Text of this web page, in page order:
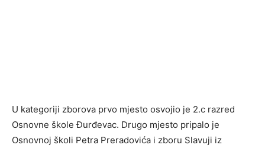
U kategoriji zborova prvo mjesto osvojio je 2.c razred
Osnovne škole Đurđevac. Drugo mjesto pripalo je
Osnovnoj školi Petra Preradovića i zboru Slavuji iz